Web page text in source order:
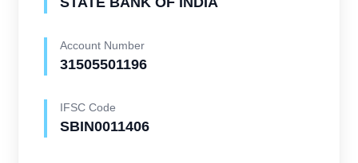
Account Number
31505501196
IFSC Code
SBIN0011406